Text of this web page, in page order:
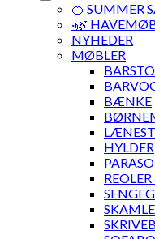
🍊 SUMMER
·🌿
NYHEDER
MØBLER
BÆNKE
HYLDER